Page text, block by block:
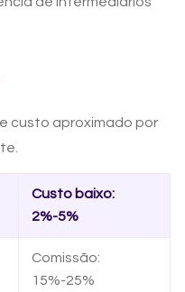
custo aproximado por
Custo baixo:
2%-5%
Comissão:
15%-25%